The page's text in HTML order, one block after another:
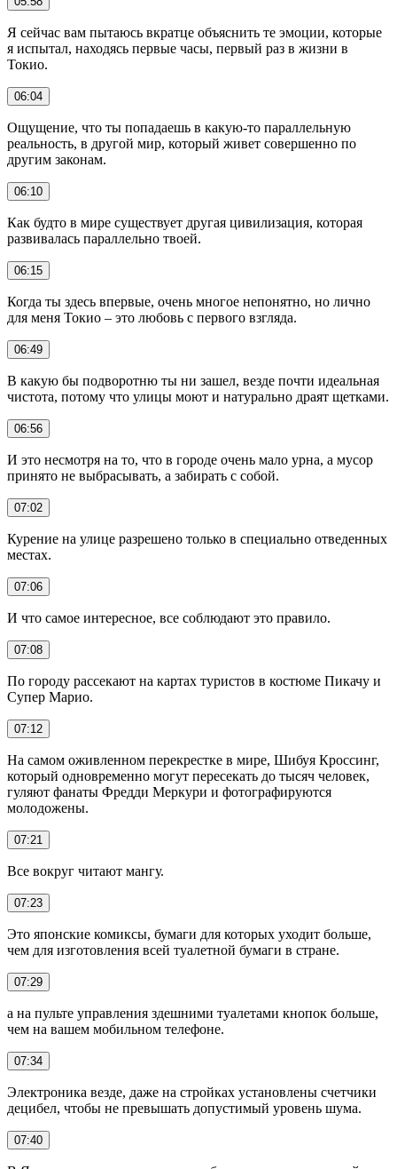
Я сейчас вам пытаюсь вкратце объяснить те эмоции, которые
я испытал, находясь первые часы, первый раз в жизни в
Токио.
06:04
Ощущение, что ты попадаешь в какую-то параллельную
реальность, в другой мир, который живет совершенно по
другим законам.
06:10
Как будто в мире существует другая цивилизация, которая
развивалась параллельно твоей.
06:15
Когда ты здесь впервые, очень многое непонятно, но лично
для меня Токио – это любовь с первого взгляда.
06:49
В какую бы подворотню ты ни зашел, везде почти идеальная
чистота, потому что улицы моют и натурально драят щетками.
06:56
И это несмотря на то, что в городе очень мало урна, а мусор
принято не выбрасывать, а забирать с собой.
07:02
Курение на улице разрешено только в специально отведенных
местах.
07:06
И что самое интересное, все соблюдают это правило.
07:08
По городу рассекают на картах туристов в костюме Пикачу и
Супер Марио.
07:12
На самом оживленном перекрестке в мире, Шибуя Кроссинг,
который одновременно могут пересекать до тысяч человек,
гуляют фанаты Фредди Меркури и фотографируются
молодожены.
07:21
Все вокруг читают мангу.
07:23
Это японские комиксы, бумаги для которых уходит больше,
чем для изготовления всей туалетной бумаги в стране.
07:29
а на пульте управления здешними туалетами кнопок больше,
чем на вашем мобильном телефоне.
07:34
Электроника везде, даже на стройках установлены счетчики
децибел, чтобы не превышать допустимый уровень шума.
07:40